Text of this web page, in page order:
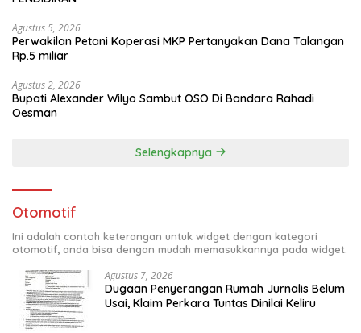
Agustus 5, 2026
Perwakilan Petani Koperasi MKP Pertanyakan Dana Talangan
Rp.5 miliar
Agustus 2, 2026
Bupati Alexander Wilyo Sambut OSO Di Bandara Rahadi
Oesman
Selengkapnya
Otomotif
Ini adalah contoh keterangan untuk widget dengan kategori
otomotif, anda bisa dengan mudah memasukkannya pada widget.
Agustus 7, 2026
Dugaan Penyerangan Rumah Jurnalis Belum
Usai, Klaim Perkara Tuntas Dinilai Keliru